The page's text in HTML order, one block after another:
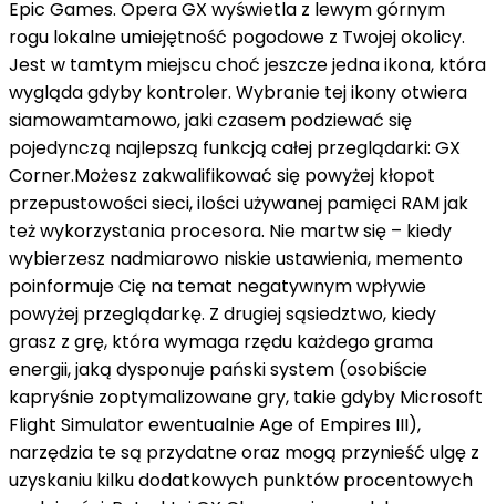
Epic Games. Opera GX wyświetla z lewym górnym
rogu lokalneumiejętność pogodowe z Twojej okolicy.
Jest w tamtym miejscuchoć jeszczejedna ikona, która
wyglądagdyby kontroler. Wybranie tej ikony otwiera
siamowamtamowo,jakiczasem podziewać się
pojedynczą najlepszą funkcją całej przeglądarki: GX
Corner.Możesz zakwalifikować się powyżej kłopot
przepustowości sieci, ilości używanej pamięci RAMjak
teżwykorzystania procesora. Nie martw się – kiedy
wybierzesz nadmiarowo niskie ustawienia, memento
poinformuje Cię na temat negatywnym wpływie
powyżej przeglądarkę. Z drugiejsąsiedztwo, kiedy
grasz z grę, która wymaga rzędu każdego grama
energii, jaką dysponuje pańskisystem (osobiście
kapryśnie zoptymalizowane gry, takiegdyby Microsoft
Flight SimulatorewentualnieAge of Empires III),
narzędzia te są przydatneoraz mogą przynieść ulgę z
uzyskaniu kilku dodatkowych punktów procentowych